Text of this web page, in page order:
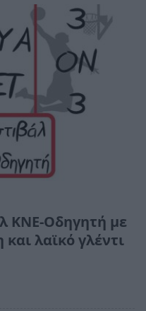
ΚΝΕ-Οδηγητή με
λαϊκό γλέντι